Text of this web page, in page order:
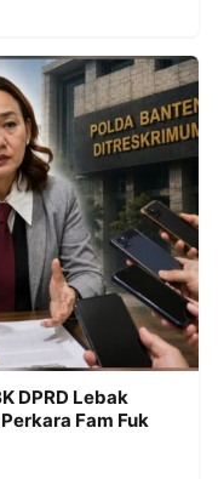
DPRD Lebak
Fam Fuk